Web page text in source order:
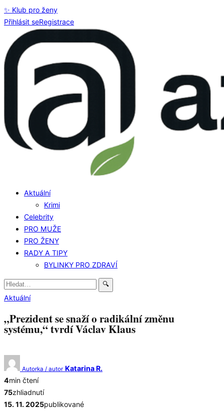
✨ Klub pro ženy
Přihlásit seRegistrace
Aktuální
Krimi
Celebrity
PRO MUŽE
PRO ŽENY
RADY A TIPY
BYLINKY PRO ZDRAVÍ
Hledat: 🔍
Aktuální
„Prezident se snaží o radikální změnu
systému,“ tvrdí Václav Klaus
Autorka / autor Katarina R.
4min čtení
75zhliadnutí
15. 11. 2025publikované